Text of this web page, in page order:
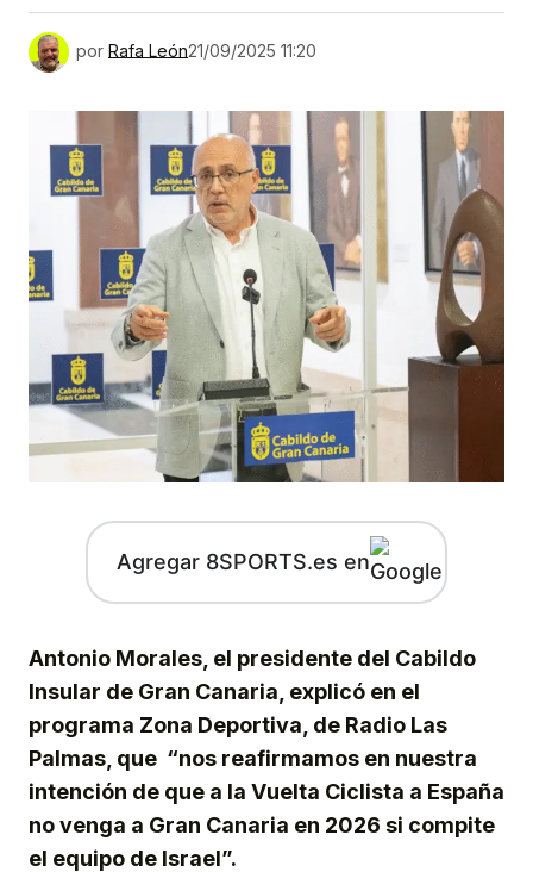
por Rafa León21/09/2025 11:20
Agregar 8SPORTS.es en
Antonio Morales, el presidente del Cabildo
Insular de Gran Canaria, explicó en el
programa Zona Deportiva, de Radio Las
Palmas, que “nos reafirmamos en nuestra
intención de que a la Vuelta Ciclista a España
no venga a Gran Canaria en 2026 si compite
el equipo de Israel”.